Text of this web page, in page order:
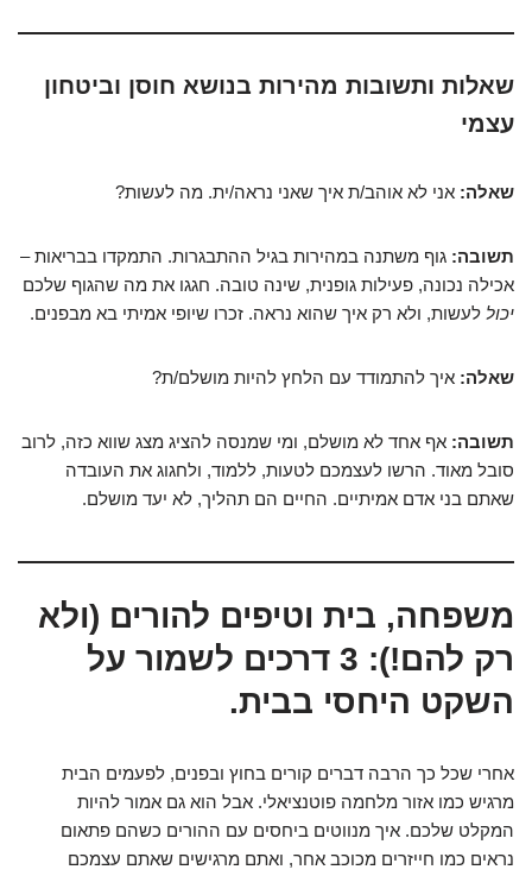
שאלות ותשובות מהירות בנושא חוסן וביטחון
עצמי
שאלה: אני לא אוהב/ת איך שאני נראה/ית. מה לעשות?
תשובה: גוף משתנה במהירות בגיל ההתבגרות. התמקדו בבריאות –
אכילה נכונה, פעילות גופנית, שינה טובה. חגגו את מה שהגוף שלכם
יכול לעשות, ולא רק איך שהוא נראה. זכרו שיופי אמיתי בא מבפנים.
שאלה: איך להתמודד עם הלחץ להיות מושלם/ת?
תשובה: אף אחד לא מושלם, ומי שמנסה להציג מצג שווא כזה, לרוב
סובל מאוד. הרשו לעצמכם לטעות, ללמוד, ולחגוג את העובדה
שאתם בני אדם אמיתיים. החיים הם תהליך, לא יעד מושלם.
משפחה, בית וטיפים להורים (ולא
רק להם!): 3 דרכים לשמור על
השקט היחסי בבית.
אחרי שכל כך הרבה דברים קורים בחוץ ובפנים, לפעמים הבית
מרגיש כמו אזור מלחמה פוטנציאלי. אבל הוא גם אמור להיות
המקלט שלכם. איך מנווטים ביחסים עם ההורים כשהם פתאום
נראים כמו חייזרים מכוכב אחר, ואתם מרגישים שאתם עצמכם